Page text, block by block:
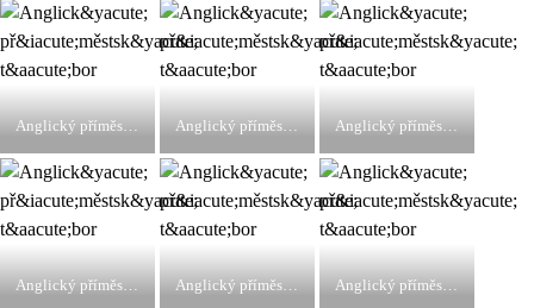
Anglický příměstský tábor Anglický příměstský tábor Anglický příměstský tábor
Anglický příměstský tábor Anglický příměstský tábor Anglický příměstský tábor